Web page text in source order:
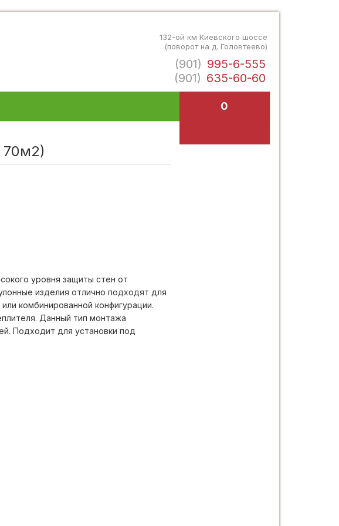
132-ой км Киевского шоссе
(поворот на д. Головтеево)
(901) 995-6-555
(901) 635-60-60
0
70м2)
уровня защиты стен от
изделия отлично подходят для
комбинированной конфигурации.
Данный тип монтажа
Подходит для установки под